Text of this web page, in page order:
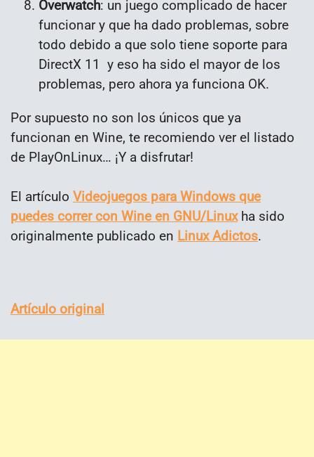
Overwatch: un juego complicado de hacer
funcionar y que ha dado problemas, sobre
todo debido a que solo tiene soporte para
DirectX 11 y eso ha sido el mayor de los
problemas, pero ahora ya funciona OK.
Por supuesto no son los únicos que ya
funcionan en Wine, te recomiendo ver el listado
de PlayOnLinux… ¡Y a disfrutar!
El artículo Videojuegos para Windows que
puedes correr con Wine en GNU/Linuxha sido
originalmente publicado en Linux Adictos.
Artículo original